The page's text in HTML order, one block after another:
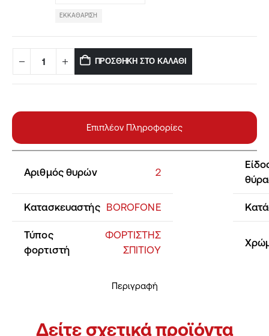
ΕΚΚΑΘΆΡΙΣΗ
ΠΡΟΣΘΉΚΗ ΣΤΟ ΚΑΛΆΘΙ
Επιπλέον Πληροφορίες
Περιγραφή
Αριθμός θυρών 2
Κατασκευαστής BOROFONE
Τύπος
φορτιστή
ΦΟΡΤΙΣΤΗΣ
ΣΠΙΤΙΟΥ
Δείτε σχετικά προϊόντα